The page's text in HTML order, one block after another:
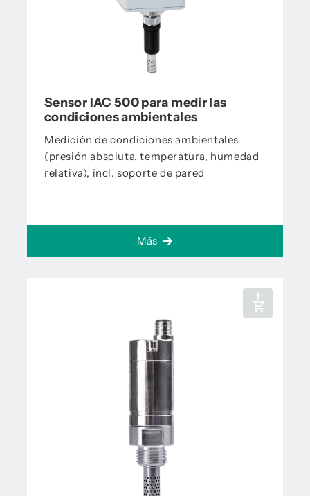
Sensor IAC 500 para medir las
condiciones ambientales
Medición de condiciones ambientales
(presión absoluta, temperatura, humedad
relativa), incl. soporte de pared
Más